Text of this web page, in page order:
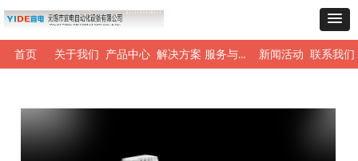
首页 关于我们 产品中心 解决方案 服务与支持 新闻活动 联系我们